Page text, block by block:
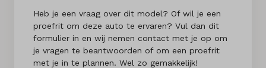
Heb je een vraag over dit model? Of wil je een
proefrit om deze auto te ervaren? Vul dan dit
formulier in en wij nemen contact met je op om
je vragen te beantwoorden of om een proefrit
met je in te plannen. Wel zo gemakkelijk!